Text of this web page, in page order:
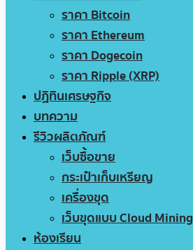
ราคา Bitcoin
ราคา Ethereum
ราคา Dogecoin
ราคา Ripple (XRP)
ปฏิทินเศรษฐกิจ
บทความ
รีวิวผลิตภัณฑ์
เว็บซื้อขาย
กระเป๋าเก็บเหรียญ
เครื่องขุด
เว็บขุดแบบ Cloud Mining
ห้องเรียน